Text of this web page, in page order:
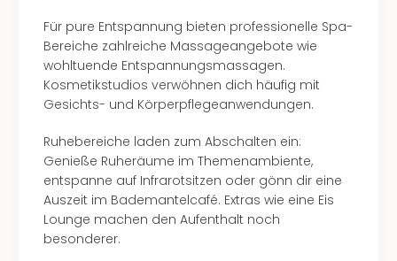
Für pure Entspannung bieten professionelle Spa-
Bereiche zahlreiche Massageangebote wie
wohltuende Entspannungsmassagen.
Kosmetikstudios verwöhnen dich häufig mit
Gesichts- und Körperpflegeanwendungen.
Ruhebereiche laden zum Abschalten ein:
Genieße Ruheräume im Themenambiente,
entspanne auf Infrarotsitzen oder gönn dir eine
Auszeit im Bademantelcafé. Extras wie eine Eis
Lounge machen den Aufenthalt noch
besonderer.